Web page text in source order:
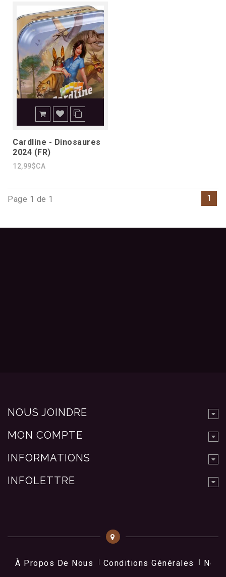
Cardline - Dinosaures
2024 (FR)
12,99$CA
Page 1 de 1 1
NOUS JOINDRE
MON COMPTE
INFORMATIONS
INFOLETTRE
À Propos De Nous Conditions Générales Nos